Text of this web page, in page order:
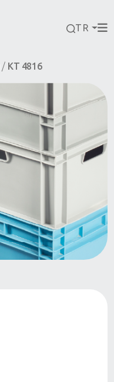
TR
KT 4816